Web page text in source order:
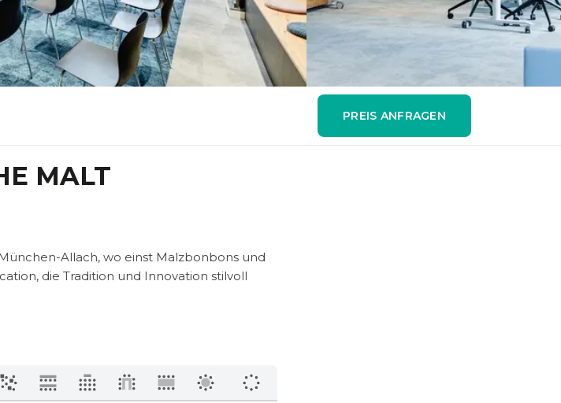
PREIS ANFRAGEN
MALT
Allach, wo einst Malzbonbons und
die Tradition und Innovation stilvoll